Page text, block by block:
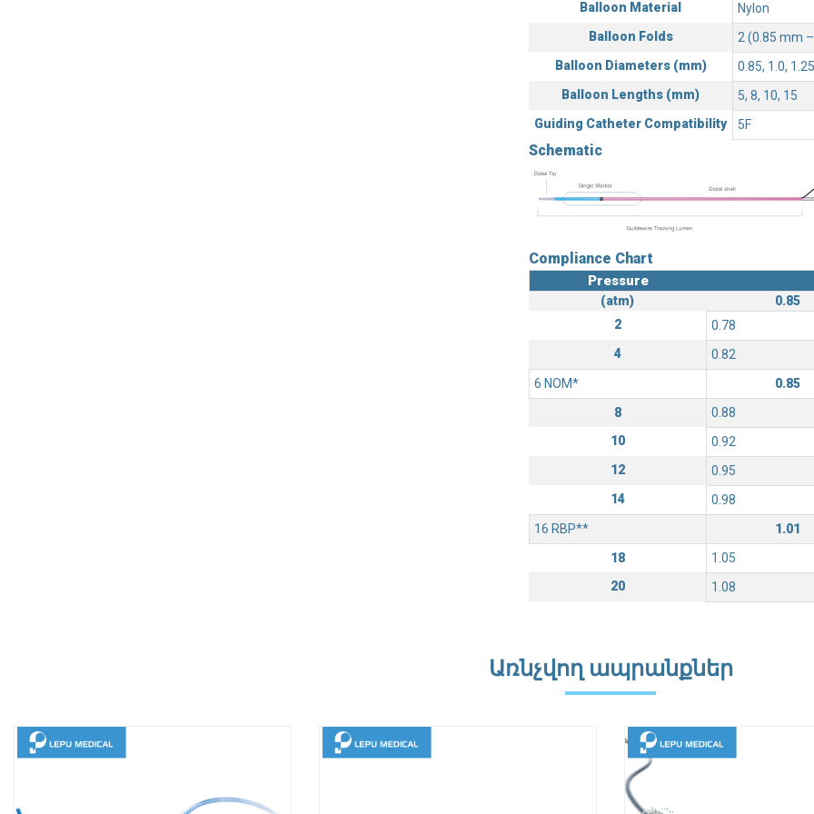
Balloon Material
Nylon
Balloon Folds
2 (0.85 mm
Balloon Diameters (mm)
0.85, 1.0, 1.25
Balloon Lengths (mm)
5, 8, 10, 15
Guiding Catheter Compatibility
5F
Schematic
Compliance Chart
Pressure
(atm)
0.85
2
0.78
4
0.82
6 NOM*
0.85
8
0.88
10
0.92
12
0.95
14
0.98
16 RBP**
1.01
18
1.05
20
1.08
Առնչվող ապրանքներ